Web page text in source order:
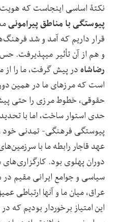
نکتۀ اساسی اینجاست که
پیوستگی با مناطق پیرامونی
قرار داریم که آمد و شد
و هم از آن تأثیر می‏پذیرفت.
رضاشاهدر پیش گرفت، ما را
است که مرزهای ما در همین
حقوقی، خطوط مرزی را حتی
حدی استوار ساخت، اما با
پیوستگی فرهنگی- تمدنی خود
عهد قاجار رابطه ما با
دوران پهلوی بود.
سیاسی و جوامع ایرانی مقیم
عراق، میان ما و آنها ارتباطی
این امتیاز برخوردار بودیم